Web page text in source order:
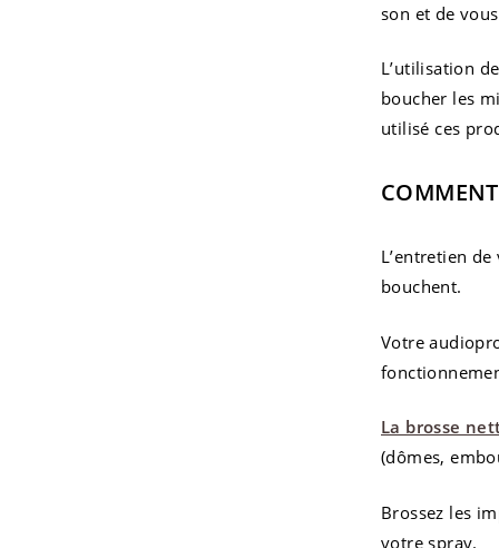
son et de
L’utilisation
boucher les
utilisé ces
L’entretien
bouchent.
Votre
La brosse
(dômes,
Brossez les
votre spray.